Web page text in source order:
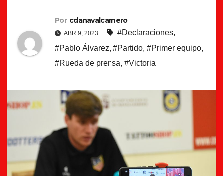
Por cdanavalcarnero
ABR 9, 2023 #Declaraciones,
#Pablo Álvarez, #Partido, #Primer equipo,
#Rueda de prensa, #Victoria